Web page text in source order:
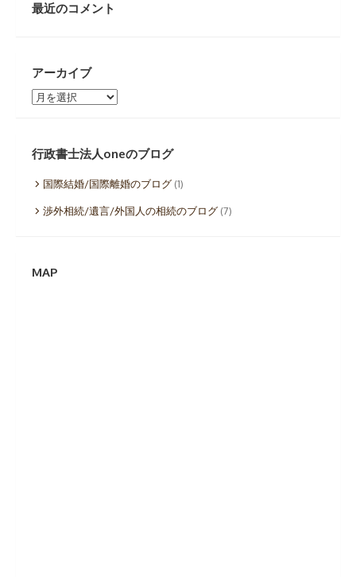
最近のコメント
アーカイブ
ア
イ
ブ
行政書士法人oneのブログ
国際結婚/国際離婚のブログ (1)
渉外相続/遺言/外国人の相続のブログ (7)
MAP